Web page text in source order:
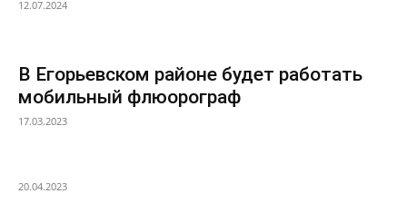
12.07.2024
В Егорьевском районе будет работать
мобильный флюорограф
17.03.2023
20.04.2023